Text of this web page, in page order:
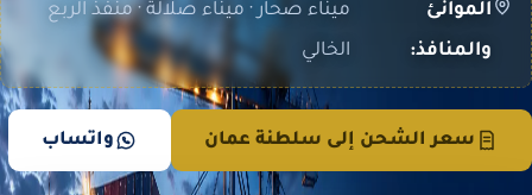
الموانئ
والمنافذ:
ميناء صحار · ميناء صلالة · منفذ الربع
الخالي
سعر الشحن إلى سلطنة عمان واتساب